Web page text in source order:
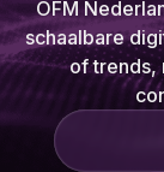
OFM
schaalbare
of trends,